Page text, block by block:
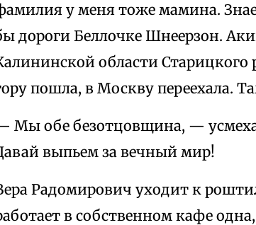
у меня тоже мамина.
дороги Беллочке Шнеерзон.
области
пошла, в Москву переехала.
Мы обе безотцовщина, —
выпьем за вечный мир!
Радомирович уходит к
в собственном кафе